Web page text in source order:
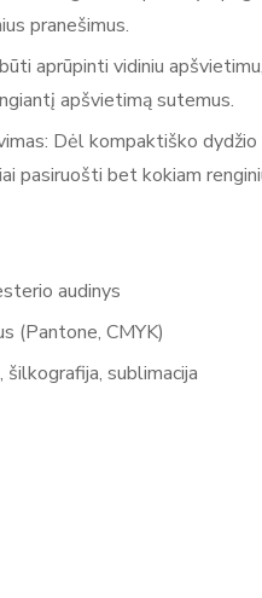
pranešimus.
aprūpinti vidiniu
apšvietimą sutemus.
Dėl kompaktiško
pasiruošti bet kokiam
audinys​
(Pantone, CMYK)​
sublimacija​